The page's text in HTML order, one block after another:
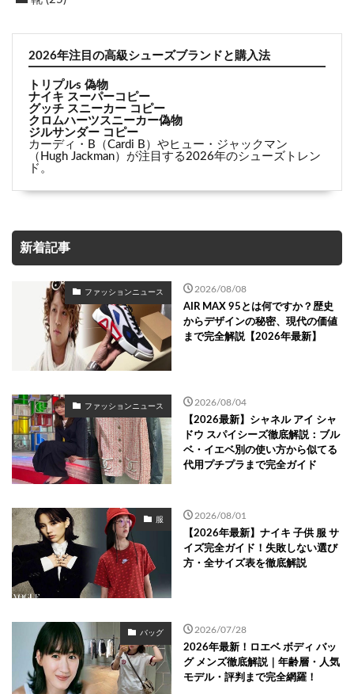
2026年注目の高級シューズブランドと購入法
トリプルs 偽物
ナイキ スーパーコピー
グッチ スニーカー コピー
クロムハーツスニーカー偽物
ジルサンダー コピー
カーディ・B（Cardi B）やヒュー・ジャックマン
（Hugh Jackman）が注目する2026年のシューズトレン
ド。
新着記事
ファッションニュース 2026/08/08
AIR MAX 95とは何ですか？歴史
からデザインの秘密、現代の価値
まで完全解説【2026年最新】
ファッションニュース 2026/08/04
【2026最新】シャネル アイ シャ
ドウ スパイシーズ徹底解説：ブル
ベ・イエベ別の使い方から似てる
代用プチプラまで完全ガイド
服 2026/08/01
【2026年最新】ナイキ 子供 服 サ
イズ完全ガイド！失敗しない選び
方・全サイズ表を徹底解説
バッグ 2026/07/28
2026年最新！ロエベ ボディ バッ
グ メンズ徹底解説｜年齢層・人気
モデル・評判まで完全網羅！